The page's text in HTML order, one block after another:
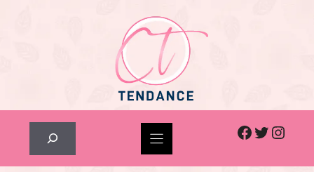
Facebook
Twitter